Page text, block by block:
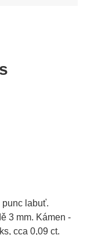
punc labuť.
3 mm. Kámen -
cca 0,09 ct.